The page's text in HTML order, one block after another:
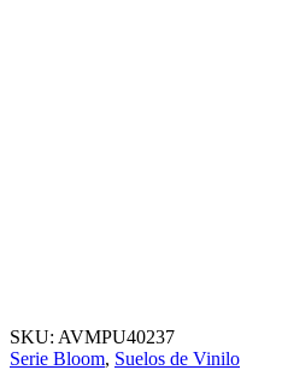
SKU: AVMPU40237
Serie Bloom, Suelos de Vinilo